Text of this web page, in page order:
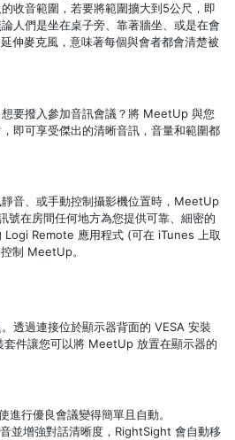
收音範圍，若要將範圍擴大到5公尺，即
人們是坐在桌子旁、靠著牆坐、或是在會
伸麥克風，意味著每個與會者都會清楚被
要撥入參加音訊會議？將 MeetUp 與您
即可享受傑出的清晰音訊，音量和範圍都
音、或手動控制攝影機位置時，MeetUp
號在房間任何地方為您提供可靠、細密的
Logi Remote 應用程式 (可在 iTunes 上取
制 MeetUp。
透過連接位於顯示器背面的 VESA 安裝
件讓您可以將 MeetUp 放置在顯示器的
行優良會議變得簡單且自動。
並增強對話清晰度，RightSight 會自動移